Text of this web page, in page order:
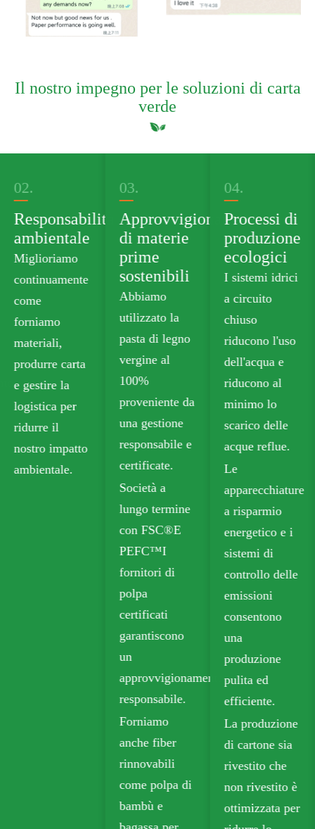
Il nostro impegno per le soluzioni di carta
verde
03.
Approvvigionamento
di materie
prime
sostenibili
Abbiamo
utilizzato la
pasta di legno
vergine al
100%
proveniente da
una gestione
responsabile e
certificate.
approvvigionamento
04.
Processi di
produzione
ecologici
I sistemi idrici
a circuito
chiuso
riducono l'uso
dell'acqua e
riducono al
minimo lo
scarico delle
acque reflue.
Le
apparecchiature
a risparmio
energetico e i
sistemi di
controllo delle
emissioni
consentono
una
pulita ed
efficiente.
La produzione
di cartone sia
rivestito che
non rivestito è
ottimizzata per
05.
di prodotti
verdi
Forniamo
cartone
alimentare
senza plastica
che soddisfa
gli standard di
sicurezza per
il contatto con
gli alimenti.
opzioni
riciclabili
includono
cartone
pieghevole
(FBB) e bordo
avorio per
imballaggi
sostenibili.
La carta kraft
biodegradabile
è ampiamente
utilizzata negli
imballaggi da
asporto,
alimentari e al